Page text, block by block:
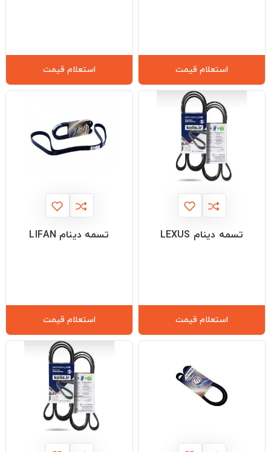
استعلام قیمت استعلام قیمت
تسمه دینام LEXUS
استعلام قیمت
تسمه دینام LIFAN
استعلام قیمت